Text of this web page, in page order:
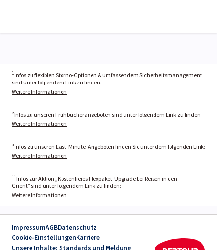
1 Infos zu flexiblen Storno-Optionen & umfassendem Sicherheitsmanagement
sind unter folgendem Link zu finden.
Weitere Informationen
²Infos zu unseren Frühbucherangeboten sind unter folgendem Link zu finden.
Weitere Informationen
³ Infos zu unseren Last-Minute-Angeboten finden Sie unter dem folgenden Link:
Weitere Informationen
11 Infos zur Aktion „Kostenfreies Flexpaket-Upgrade bei Reisen in den
Orient“ sind unter folgendem Link zu finden:
Weitere Informationen
ImpressumAGBDatenschutz
Cookie-EinstellungenKarriere
Unsere Inhalte: Standards und Meldung